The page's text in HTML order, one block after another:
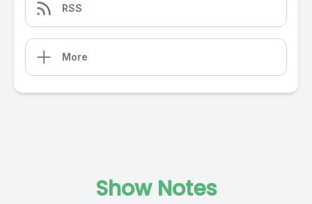
RSS
More
Show Notes